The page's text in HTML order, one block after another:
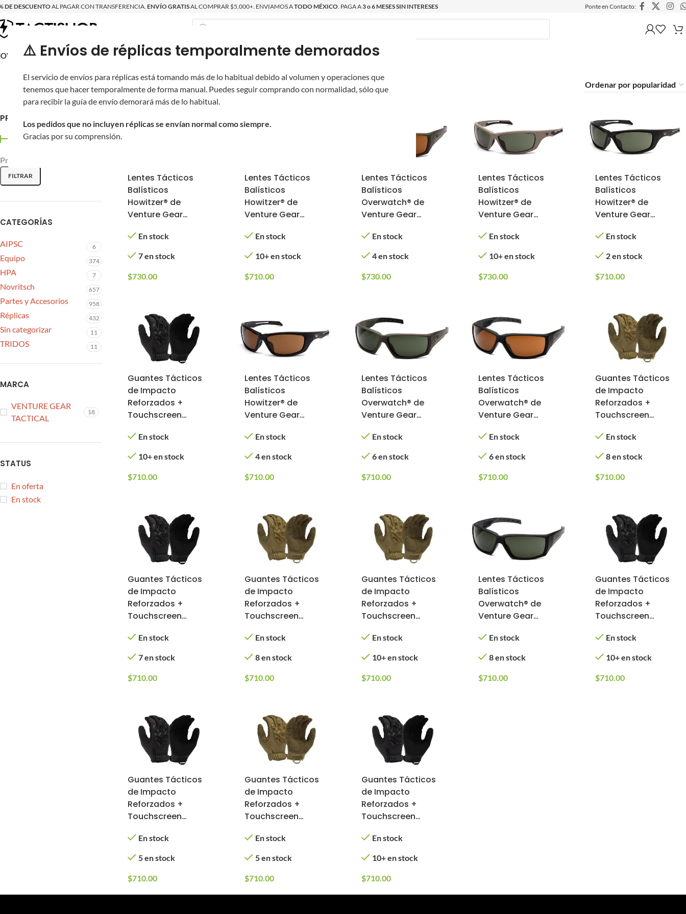
⚠️ Envíos de réplicas temporalmente demorados
El servicio de envíos para réplicas está tomando más de lo habitual debido al volumen y operaciones que
tenemos que hacer temporalmente de forma manual. Puedes seguir comprando con normalidad, sólo que
para recibir la guía de envío demorará más de lo habitual.
Los pedidos que no incluyen réplicas se envían normal como siempre.
Gracias por su comprensión.
DE DESCUENTOAL PAGAR CON TRANSFERENCIA. ENVÍO GRATISAL COMPRAR $5,000+. ENVIAMOS ATODO MÉXICO . PAGA A3 o 6 MESES SIN INTERESES Ponte en Contacto:
RÉPLICASPARTES Y ACCESORIOSEQUIPOPRODUCTOS NUEVOSPROMOCIONES
PRECIO
FILTRAR
Precio:
CATEGORÍAS
AIPSC 6
Equipo 374
HPA 7
Novritsch 657
Partes y Accesorios 958
Réplicas 432
Sin categorizar 11
TRIDOS 11
MARCA
VENTURE GEAR
TACTICAL
18
STATUS
En oferta
En stock
Inicio
Lentes Tácticos
Balísticos
Howitzer® de
Venture Gear
Antifog (Marco:
Tan; Lente: Claro)
En stock
7 en stock
$730.00
Lentes Tácticos
Balísticos
Howitzer® de
Venture Gear
Antifog (Marco:
Tan; Lente: Bronze)
En stock
10+ en stock
$710.00
Lentes Tácticos
Balísticos
Overwatch® de
Venture Gear
Antifog (Marco: OD
Green; Lente:
En stock
4 en stock
$730.00
Lentes Tácticos
Balísticos
Howitzer® de
Venture Gear
Antifog (Marco:
Tan; Lente: Forest
En stock
10+ en stock
$730.00
Lentes Tácticos
Balísticos
Howitzer® de
Venture Gear
Antifog (Marco:
Negro; Lente:
En stock
2 en stock
$710.00
Guantes Tácticos
de Impacto
Reforzados +
Touchscreen
Tamaño: Grande)
En stock
10+ en stock
$710.00
Lentes Tácticos
Balísticos
Howitzer® de
Venture Gear
Antifog (Marco:
Negro; Lente:
En stock
4 en stock
$710.00
Lentes Tácticos
Balísticos
Overwatch® de
Venture Gear
Antifog (Marco: OD
Green; Lente:
En stock
6 en stock
$710.00
Lentes Tácticos
Balísticos
Overwatch® de
Venture Gear
Antifog (Marco:
Negro; Lente:
En stock
6 en stock
$710.00
Guantes Tácticos
de Impacto
Reforzados +
Touchscreen
Tamaño: XL)
En stock
8 en stock
$710.00
Guantes Tácticos
de Impacto
Reforzados +
Touchscreen
Tamaño: Chico)
En stock
7 en stock
$710.00
Guantes Tácticos
de Impacto
Reforzados +
Touchscreen
Tamaño: Chico)
En stock
8 en stock
$710.00
Guantes Tácticos
de Impacto
Reforzados +
Touchscreen
Tamaño: Mediano)
En stock
10+ en stock
$710.00
Lentes Tácticos
Balísticos
Overwatch® de
Venture Gear
Antifog (Marco:
Negro; Lente:
En stock
8 en stock
$710.00
Guantes Tácticos
de Impacto
Reforzados +
Touchscreen
Tamaño: Mediano)
En stock
10+ en stock
$710.00
Guantes Tácticos
de Impacto
Reforzados +
Touchscreen
Tamaño: 2XL)
En stock
5 en stock
$710.00
Guantes Tácticos
de Impacto
Reforzados +
Touchscreen
Tamaño: 2XL)
En stock
5 en stock
$710.00
Guantes Tácticos
de Impacto
Reforzados +
Touchscreen
Tamaño: XL)
En stock
10+ en stock
$710.00